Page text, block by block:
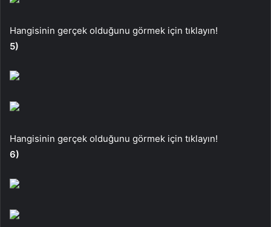
Hangisinin gerçek olduğunu görmek için tıklayın!
5)
Hangisinin gerçek olduğunu görmek için tıklayın!
6)